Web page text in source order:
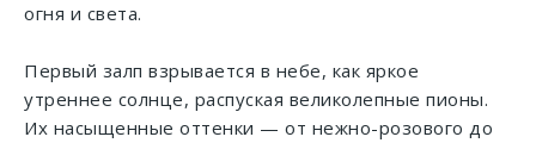
огня и света.
Первый залп взрывается в небе, как яркое
утреннее солнце, распуская великолепные пионы.
Их насыщенные оттенки — от нежно-розового до